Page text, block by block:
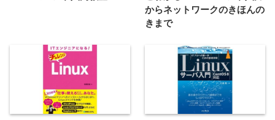
からネットワークのきほんの
きまで